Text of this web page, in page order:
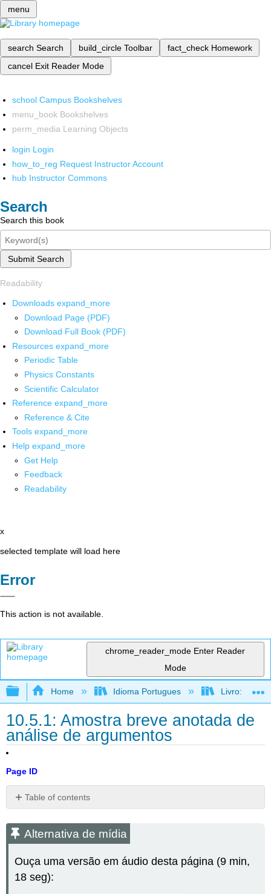
menu
search Search build_circle Toolbar fact_check Homework
cancel Exit Reader Mode
school Campus Bookshelves
menu_book Bookshelves
perm_media Learning Objects
login Login
how_to_reg Request Instructor Account
hub Instructor Commons
Search
Search this book
Submit Search
Readability
Downloads expand_more
Download Page (PDF)
Download Full Book (PDF)
Resources expand_more
Periodic Table
Physics Constants
Scientific Calculator
Reference expand_more
Reference & Cite
Tools expand_more
Help expand_more
Get Help
Feedback
Readability
x
selected template will load here
Error
This action is not available.
chrome_reader_mode Enter Reader
Mode
Expand/collapse global hierarchy
Home Idioma Portugues Livro: Como
10.5.1: Amostra breve anotada de
análise de argumentos
Page ID
Table of contents
de
mídia
A
perspectiva
Alternativa de mídia
Ouça uma versão em áudio desta página (9 min,
18 seg):